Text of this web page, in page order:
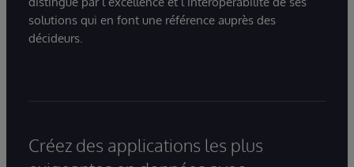
solutions qui en font une référence auprès des
décideurs.
Créez des applications les plus